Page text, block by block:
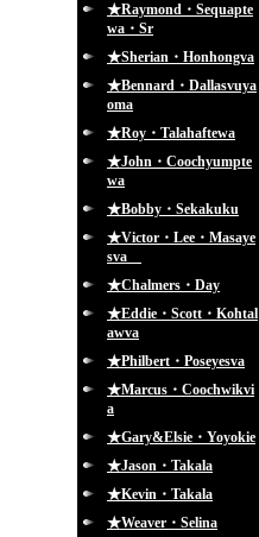
★Raymond・Sequapte
wa・Sr
★Sherian・Honhongva
★Bennard・Dallasvuya
oma
★Roy・Talahaftewa
★John・Coochyumpte
wa
★Bobby・Sekakuku
★Victor・Lee・Masaye
sva
★Chalmers・Day
★Eddie・Scott・Kohtal
awva
★Philbert・Poseyesva
★Marcus・Coochwikvi
a
★Gary&Elsie・Yoyokie
★Jason・Takala
★Kevin・Takala
★Weaver・Selina